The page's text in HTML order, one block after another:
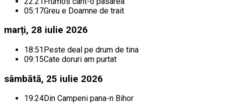
05:17Greu e Doamne de trait
marți, 28 iulie 2026
18:51Peste deal pe drum de tina
09:15Cate doruri am purtat
sâmbătă, 25 iulie 2026
19:24Din Campeni pana-n Bihor